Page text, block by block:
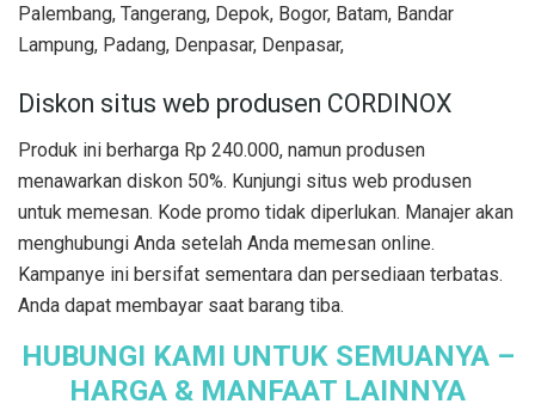
Palembang, Tangerang, Depok, Bogor, Batam, Bandar
Lampung, Padang, Denpasar, Denpasar,
Diskon situs web produsen CORDINOX
Produk ini berharga Rp 240.000, namun produsen
menawarkan diskon 50%. Kunjungi situs web produsen
untuk memesan. Kode promo tidak diperlukan. Manajer akan
menghubungi Anda setelah Anda memesan online.
Kampanye ini bersifat sementara dan persediaan terbatas.
Anda dapat membayar saat barang tiba.
HUBUNGI KAMI UNTUK SEMUANYA –
HARGA & MANFAAT LAINNYA